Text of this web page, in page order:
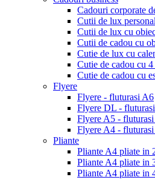
Cadouri corporate
Cutii de lux
Cutii de lux cu
Cutii de cadou cu
Cutie de lux cu
Cutie de cadou cu
Cutie de cadou cu
Flyere
Flyere - fluturasi A6
Flyere DL -
Flyere A5 -
Flyere A4 -
Pliante
Pliante A4 pliate in
Pliante A4 pliate in
Pliante A4 pliate in